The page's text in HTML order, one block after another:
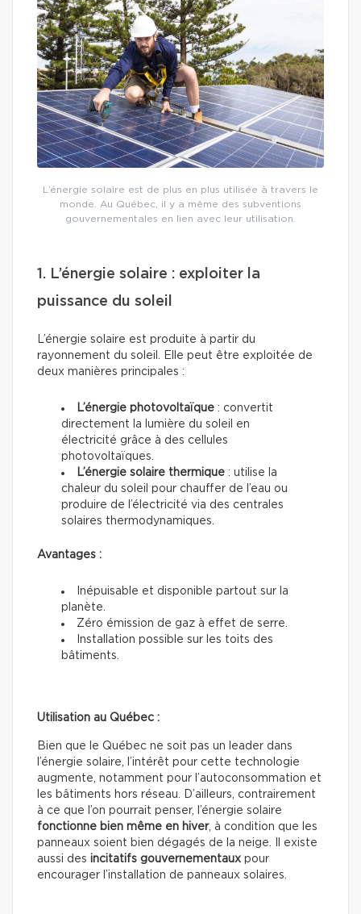
L’énergie solaire est de plus en plus utilisée à travers le
monde. Au Québec, il y a même des subventions
gouvernementales en lien avec leur utilisation.
1. L’énergie solaire : exploiter la
puissance du soleil
L’énergie solaire est produite à partir du
rayonnement du soleil. Elle peut être exploitée de
deux manières principales :
L’énergie photovoltaïque : convertit
directement la lumière du soleil en
électricité grâce à des cellules
photovoltaïques.
L’énergie solaire thermique : utilise la
chaleur du soleil pour chauffer de l’eau ou
produire de l’électricité via des centrales
solaires thermodynamiques.
Avantages :
Inépuisable et disponible partout sur la
planète.
Zéro émission de gaz à effet de serre.
Installation possible sur les toits des
bâtiments.
Utilisation au Québec :
Bien que le Québec ne soit pas un leader dans
l’énergie solaire, l’intérêt pour cette technologie
augmente, notamment pour l’autoconsommation et
les bâtiments hors réseau. D’ailleurs, contrairement
à ce que l’on pourrait penser, l’énergie solaire
fonctionne bien même en hiver, à condition que les
panneaux soient bien dégagés de la neige. Il existe
aussi des incitatifs gouvernementaux pour
encourager l’installation de panneaux solaires.